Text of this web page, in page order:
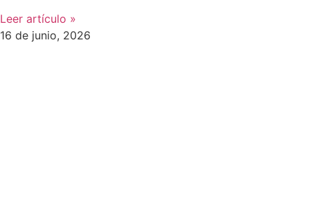
Leer artículo »
16 de junio, 2026